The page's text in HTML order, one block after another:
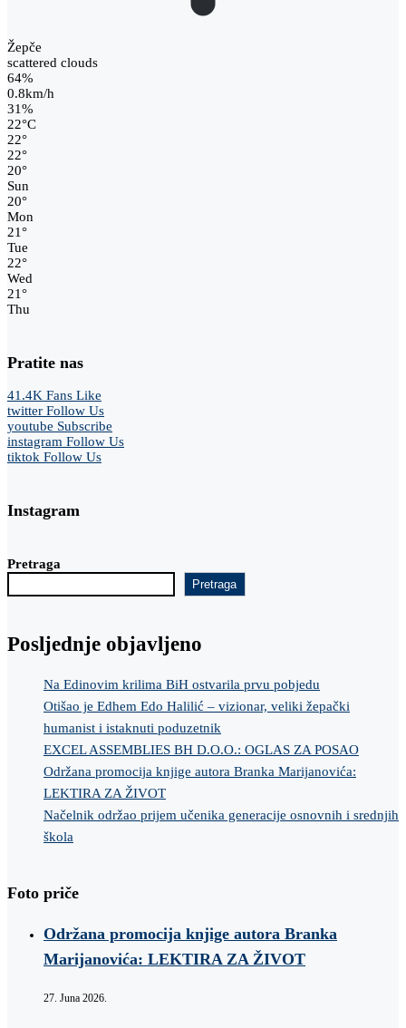
Žepče
scattered clouds
64%
0.8km/h
31%
22°C
22°
22°
20°
Sun
20°
Mon
21°
Tue
22°
Wed
21°
Thu
Pratite nas
41.4K Fans Like
twitter Follow Us
youtube Subscribe
instagram Follow Us
tiktok Follow Us
Instagram
Pretraga
Pretraga
Posljednje objavljeno
Na Edinovim krilima BiH ostvarila prvu pobjedu
Otišao je Edhem Edo Halilić – vizionar, veliki žepački
humanist i istaknuti poduzetnik
EXCEL ASSEMBLIES BH D.O.O.: OGLAS ZA POSAO
Održana promocija knjige autora Branka Marijanovića:
LEKTIRA ZA ŽIVOT
Načelnik održao prijem učenika generacije osnovnih i srednjih
škola
Foto priče
Održana promocija knjige autora Branka
Marijanovića: LEKTIRA ZA ŽIVOT
27. Juna 2026.